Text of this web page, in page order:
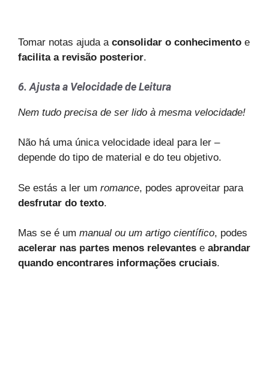
Tomar notas ajuda a consolidar o conhecimento e
facilita a revisão posterior.
6. Ajusta a Velocidade de Leitura
Nem tudo precisa de ser lido à mesma velocidade!
Não há uma única velocidade ideal para ler –
depende do tipo de material e do teu objetivo.
Se estás a ler um romance, podes aproveitar para
desfrutar do texto.
Mas se é um manual ou um artigo científico, podes
acelerar nas partes menos relevantes e abrandar
quando encontrares informações cruciais.